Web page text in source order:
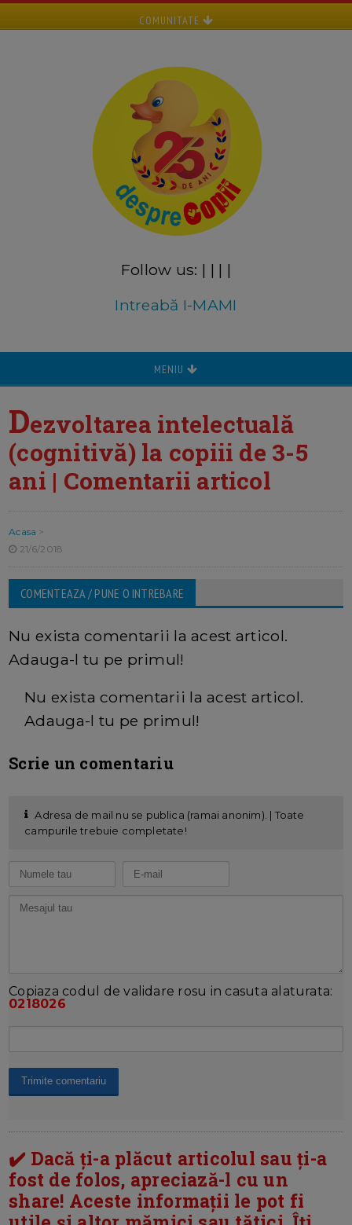
COMUNITATE
Follow us: | | | |
Intreabă I-MAMI
MENIU
Dezvoltarea intelectuală
(cognitivă) la copiii de 3-5
ani | Comentarii articol
Acasa >
21/6/2018
COMENTEAZA / PUNE O INTREBARE
Nu exista comentarii la acest articol.
Adauga-l tu pe primul!
Nu exista comentarii la acest articol.
Adauga-l tu pe primul!
Scrie un comentariu
Adresa de mail nu se publica (ramai anonim). | Toate
campurile trebuie completate!
Copiaza codul de validare rosu in casuta alaturata:
0218026
✔️ Dacă ți-a plăcut articolul sau ți-a
fost de folos, apreciază-l cu un
share! Aceste informații le pot fi